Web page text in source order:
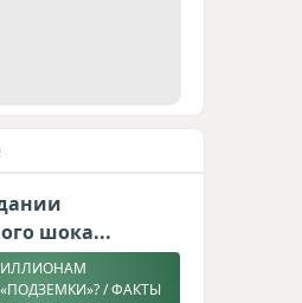
шока...
/ ФАКТЫ